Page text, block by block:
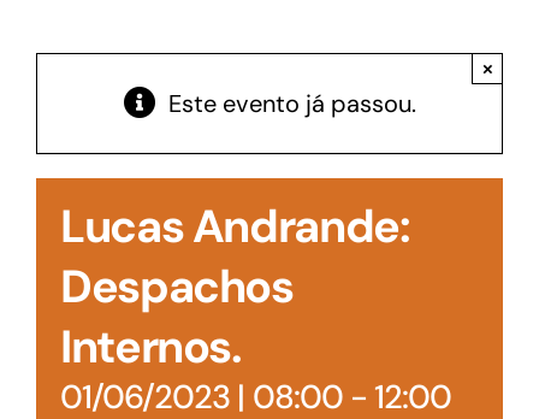
Acesso à Informação
Este evento já passou.
×
Lucas Andrande:
Despachos
Internos.
01/06/2023 | 08:00- 12:00